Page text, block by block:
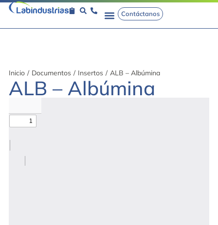
Contáctanos
Inicio / Documentos / Insertos / ALB – Albúmina
ALB – Albúmina